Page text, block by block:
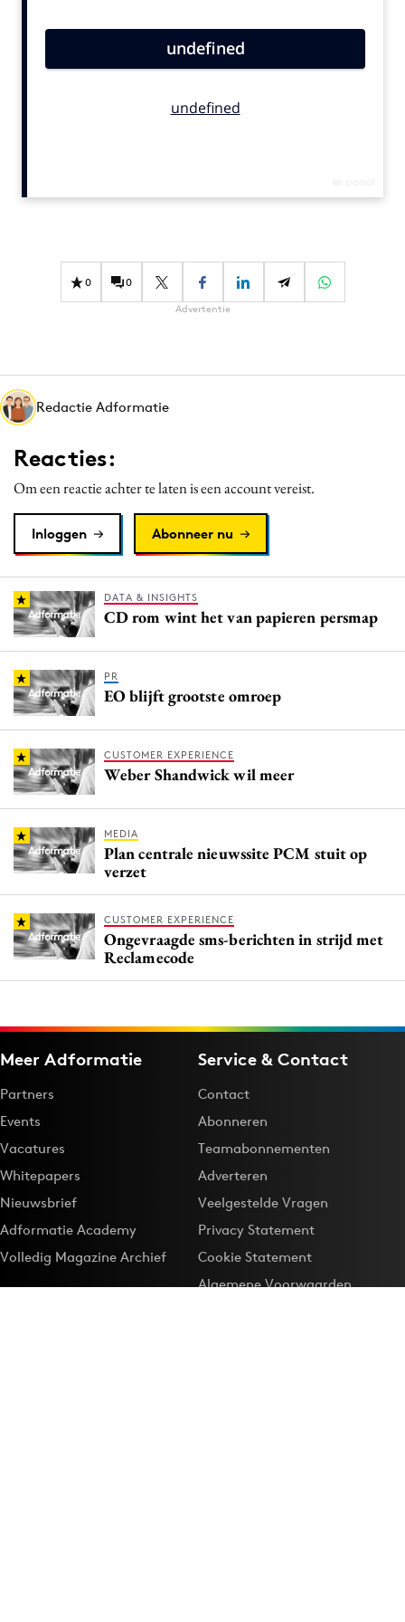
Carriere
Diversiteit
Interne communicatie
Martech
Media
Merkstrategie
PR
Purpose Marketing
Reputatie & crisis
0 0
Advertentie
Redactie Adformatie
Reacties:
Om een reactie achter te laten is een account vereist.
Inloggen Abonneer nu
DATA & INSIGHTS
CD rom wint het van papieren persmap
PR
EO blijft grootste omroep
CUSTOMER EXPERIENCE
Weber Shandwick wil meer
MEDIA
Plan centrale nieuwssite PCM stuit op
verzet
CUSTOMER EXPERIENCE
Ongevraagde sms-berichten in strijd met
Reclamecode
Meer Adformatie
Partners
Events
Vacatures
Whitepapers
Nieuwsbrief
Adformatie Academy
Volledig Magazine Archief
Service & Contact
Contact
Abonneren
Teamabonnementen
Adverteren
Veelgestelde Vragen
Privacy Statement
Cookie Statement
Algemene Voorwaarden